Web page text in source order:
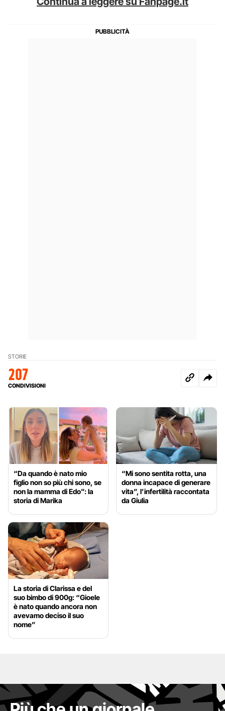
STORIE
207
CONDIVISIONI
“Da quando è nato mio
figlio non so più chi sono, se
non la mamma di Edo”: la
storia di Marika
“Mi sono sentita rotta, una
donna incapace di generare
vita”, l’infertilità raccontata
da Giulia
La storia di Clarissa e del
suo bimbo di 900g: “Gioele
è nato quando ancora non
avevamo deciso il suo
nome”